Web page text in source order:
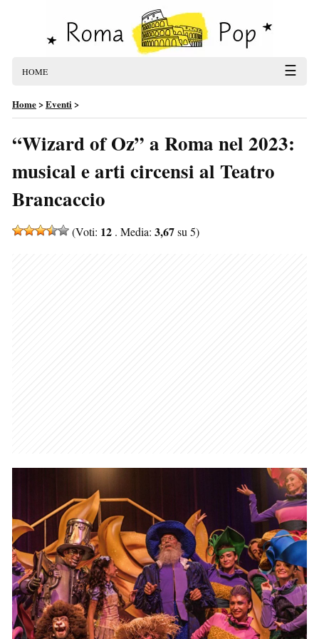
HOME ☰
Home>Eventi>
“Wizard of Oz” a Roma nel 2023:
musical e arti circensi al Teatro
Brancaccio
(Voti: 12 . Media: 3,67su 5)